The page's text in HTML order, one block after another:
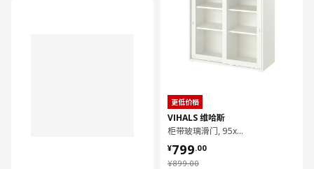
更低价格
VIHALS 维哈斯
柜带玻璃滑门, 95x37x90 厘米
¥899.00
¥ 899.00
¥799.00
¥ 799.00